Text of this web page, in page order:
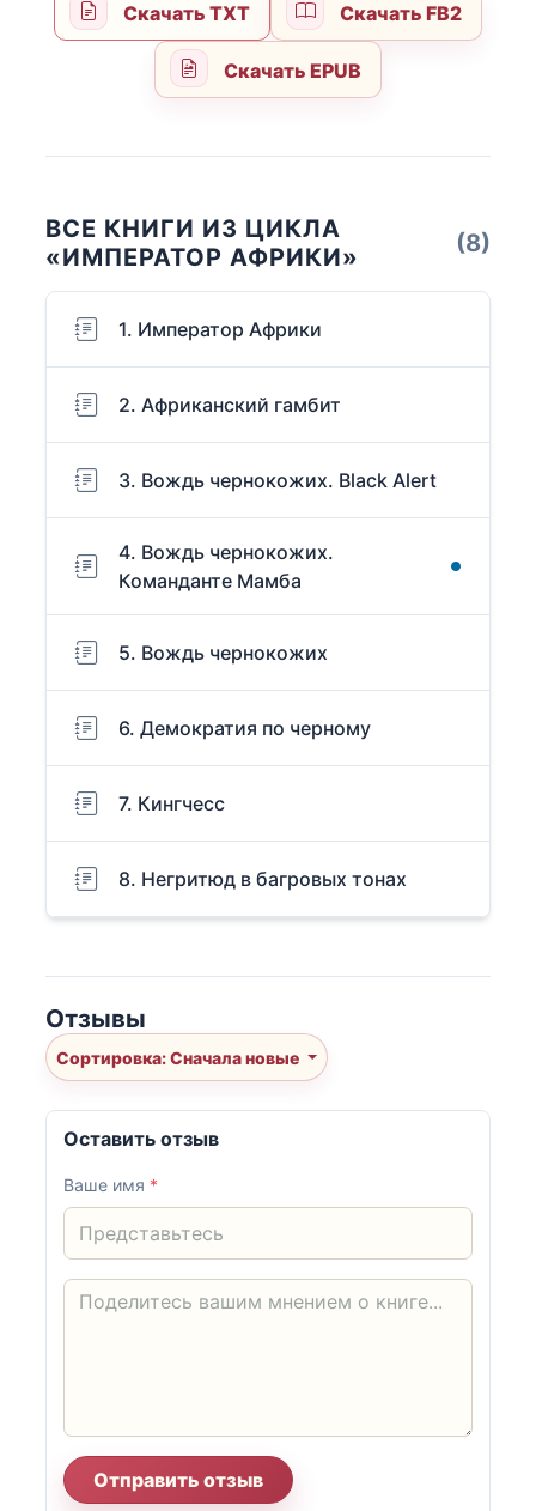
Скачать TXT Скачать FB2
Скачать EPUB
ВСЕ КНИГИ ИЗ ЦИКЛА
«ИМПЕРАТОР АФРИКИ»
(8)
1. Император Африки
2. Африканский гамбит
3. Вождь чернокожих. Black Alert
4. Вождь чернокожих.
Команданте Мамба
5. Вождь чернокожих
6. Демократия по черному
7. Кингчесс
8. Негритюд в багровых тонах
Отзывы
Сортировка: Сначала новые
Оставить отзыв
Ваше имя *
Отправить отзыв